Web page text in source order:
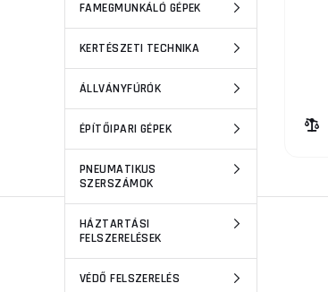
FAMEGMUNKÁLÓ GÉPEK
KERTÉSZETI TECHNIKA
ÁLLVÁNYFÚRÓK
ÉPÍTŐIPARI GÉPEK
PNEUMATIKUS
SZERSZÁMOK
HÁZTARTÁSI
FELSZERELÉSEK
VÉDŐ FELSZERELÉS